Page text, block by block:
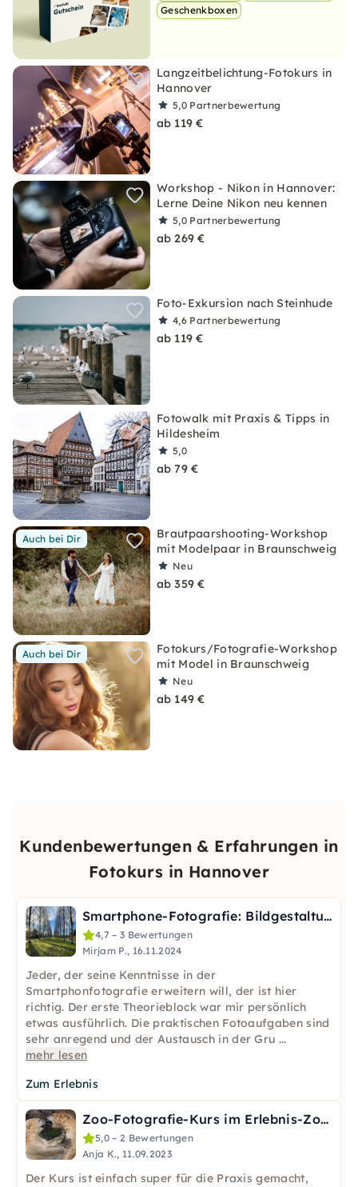
Geschenkboxen
Langzeitbelichtung-Fotokurs in
Hannover
5,0 Partnerbewertung
ab 119 €
Workshop - Nikon in Hannover:
Lerne Deine Nikon neu kennen
5,0 Partnerbewertung
ab 269 €
Foto-Exkursion nach Steinhude
4,6 Partnerbewertung
ab 119 €
Fotowalk mit Praxis & Tipps in
Hildesheim
5,0
ab 79 €
Auch bei Dir
Brautpaarshooting-Workshop
mit Modelpaar in Braunschweig
Neu
ab 359 €
Auch bei Dir
Fotokurs/Fotografie-Workshop
mit Model in Braunschweig
Neu
ab 149 €
Kundenbewertungen & Erfahrungen in
Fotokurs in Hannover
Smartphone-Fotografie: Bildgestaltung lernen in Hannover
4,7 – 3 Bewertungen
Mirjam P., 16.11.2024
Jeder, der seine Kenntnisse in der
Smartphonfotografie erweitern will, der ist hier
richtig. Der erste Theorieblock war mir persönlich
etwas ausführlich. Die praktischen Fotoaufgaben sind
sehr anregend und der Austausch in der Gru ...
mehr lesen
Zum Erlebnis
Zoo-Fotografie-Kurs im Erlebnis-Zoo Hannover – 7h, max. 10
5,0 – 2 Bewertungen
Anja K., 11.09.2023
Der Kurs ist einfach super für die Praxis gemacht,